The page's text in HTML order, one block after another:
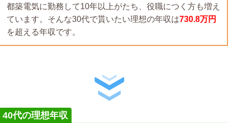
都築電気に勤務して10年以上がたち、役職につく方も増え
ています。そんな30代で貰いたい理想の年収は730.8万円
を超える年収です。
40代の理想年収